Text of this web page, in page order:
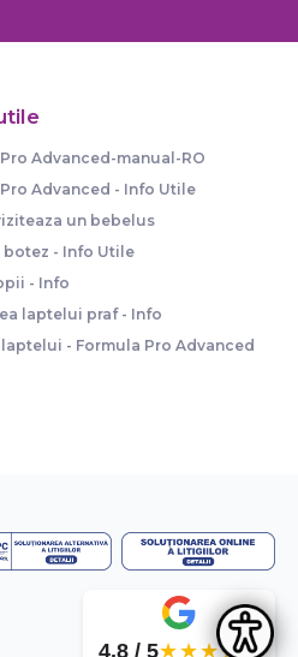
Advanced-manual-RO
Advanced - Info Utile
un bebelus
- Info Utile
- Info
laptelui praf - Info
- Formula Pro Advanced
4.8 / 5★★★★★